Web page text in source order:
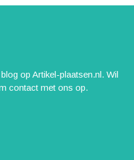
op Artikel-plaatsen.nl. Wil
contact met ons op.